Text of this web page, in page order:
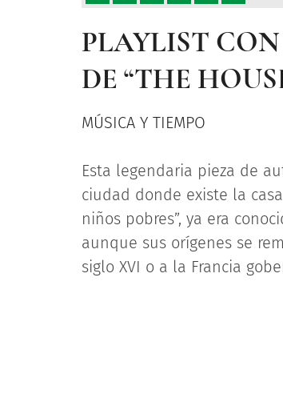
PLAYLIST CON
DE “THE
MÚSICA Y TIEMPO
Esta legendaria pieza de
ciudad donde existe la
niños pobres”, ya era
aunque sus orígenes se
siglo XVI o a la Francia